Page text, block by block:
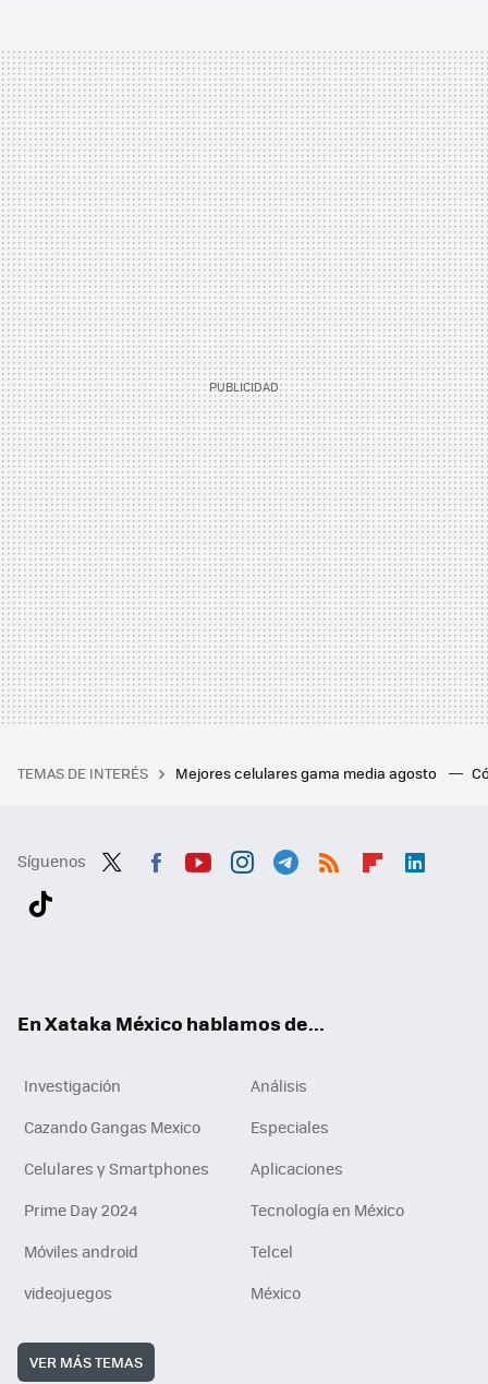
TEMAS DE INTERÉS Mejores celulares gama media agosto
Síguenos
En Xataka México hablamos de...
Investigación
Análisis
Cazando Gangas Mexico
Especiales
Celulares y Smartphones
Aplicaciones
Prime Day 2024
Tecnología en México
Móviles android
Telcel
videojuegos
México
VER MÁS TEMAS